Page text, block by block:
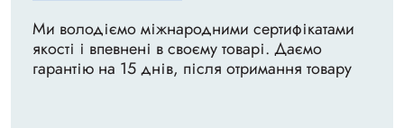
Ми володіємо міжнародними сертифікатами
якості і впевнені в своєму товарі. Даємо
гарантію на 15 днів, після отримання товару